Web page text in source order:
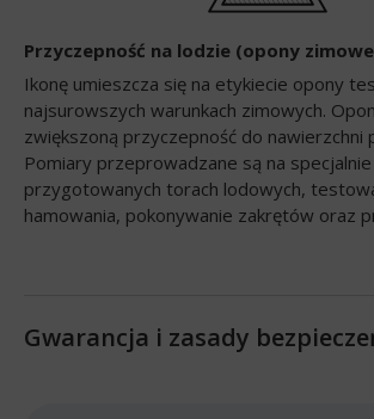
Przyczepność na lodzie (opony
Ikonę umieszcza się na etykiecie opony
najsurowszych warunkach zimowych.
zwiększoną przyczepność do nawierzchni
Pomiary przeprowadzane są na specjalnie
przygotowanych torach lodowych,
hamowania, pokonywanie zakrętów oraz
Gwarancja i zasady